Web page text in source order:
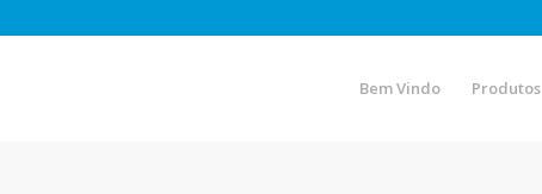
Bem Vindo Produtos